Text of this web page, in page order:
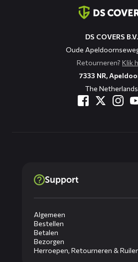
DS COVERS B.V.
Oude
Retourneren? Klik
7333 NR,
The Netherlands
Support
Algemeen
Bestellen
Betalen
Bezorgen
Herroepen, Retourneren &